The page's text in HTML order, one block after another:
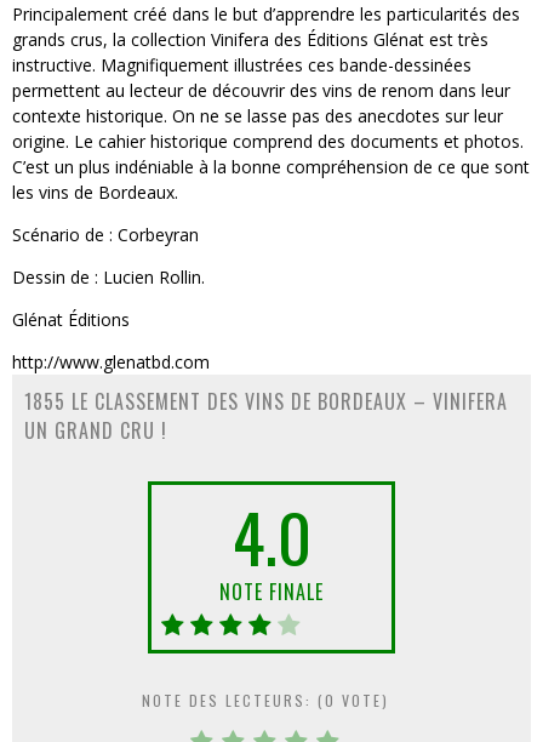
Principalement créé dans le but d’apprendre les particularités des
grands crus, la collection Vinifera des Éditions Glénat est très
instructive. Magnifiquement illustrées ces bande-dessinées
permettent au lecteur de découvrir des vins de renom dans leur
contexte historique. On ne se lasse pas des anecdotes sur leur
origine. Le cahier historique comprend des documents et photos.
C’est un plus indéniable à la bonne compréhension de ce que sont
les vins de Bordeaux.
Scénario de : Corbeyran
Dessin de : Lucien Rollin.
Glénat Éditions
http://www.glenatbd.com
1855 LE CLASSEMENT DES VINS DE BORDEAUX – VINIFERA
UN GRAND CRU !
4.0
NOTE FINALE
NOTE DES LECTEURS: (0 VOTE)